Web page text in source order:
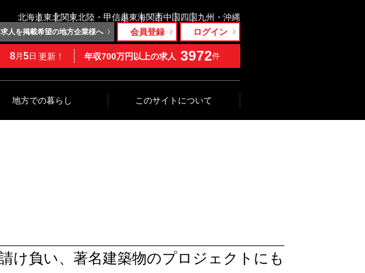
北海道東北関東北陸・甲信越東海関西中国四国九州・沖縄
求人を掲載希望の地方企業様へ 会員登録 ログイン
8月 5日 更新！ 年収700万円以上の求人 3972件
地方での暮らし このサイトについて
け負い、著名建築物のプロジェクトにも